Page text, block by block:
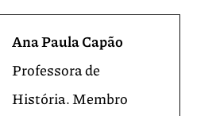
Ana Paula Capão
Professora de
História. Membro